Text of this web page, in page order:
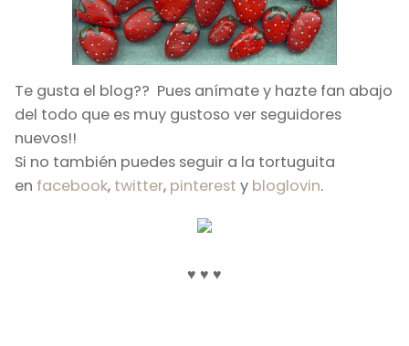
Te gusta el blog?? Pues anímate y hazte fan abajo
del todo que es muy gustoso ver seguidores
nuevos!!
Si no también puedes seguir a la tortuguita
en facebook, twitter, pinterest y bloglovin.
♥ ♥ ♥